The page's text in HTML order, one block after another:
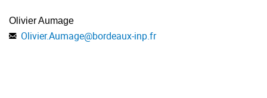
Olivier Aumage
Olivier.Aumage@bordeaux-inp.fr